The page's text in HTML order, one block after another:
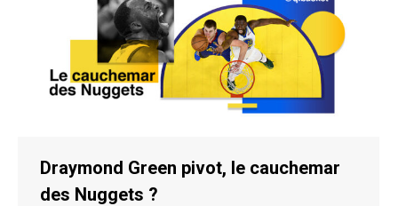
Draymond Green pivot, le cauchemar
des Nuggets ?